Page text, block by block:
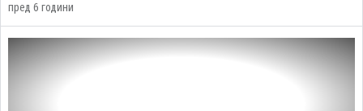
пред 6 години